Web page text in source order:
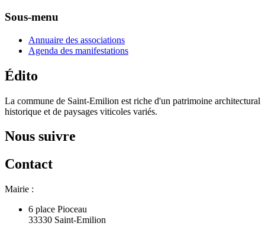
Sous-menu
Annuaire des associations
Agenda des manifestations
Édito
La commune de Saint-Emilion est riche d'un patrimoine architectural
historique et de paysages viticoles variés.
Nous suivre
Contact
Mairie :
6 place Pioceau
33330 Saint-Emilion